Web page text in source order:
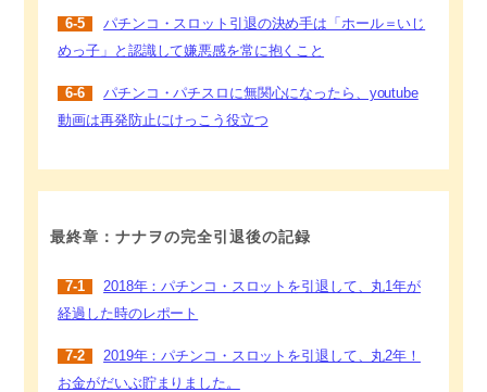
6-5
パチンコ・スロット引退の決め手は「ホール＝いじ
めっ子」と認識して嫌悪感を常に抱くこと
6-6
パチンコ・パチスロに無関心になったら、youtube
動画は再発防止にけっこう役立つ
最終章：ナナヲの完全引退後の記録
7-1
2018年：パチンコ・スロットを引退して、丸1年が
経過した時のレポート
7-2
2019年：パチンコ・スロットを引退して、丸2年！
お金がだいぶ貯まりました。